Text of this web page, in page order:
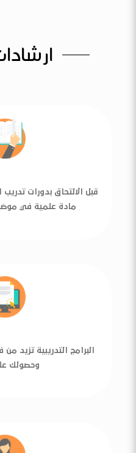
قبل الالتحاق بدورات
مادة علمية في
البرامج التدريبية تزيد
وحصولك